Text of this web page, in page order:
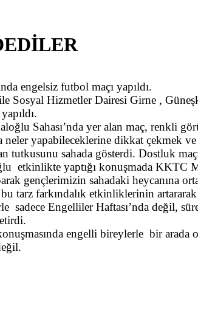
engelsiz futbol maçı yapıldı.
Sosyal Hizmetler Dairesi Girne ,
Sahası’nda yer alan maç, renkli
yapabileceklerine dikkat çekmek
sahada gösterdi. Dostluk
etkinlikte yaptığı konuşmada KKTC
gençlerimizin sahadaki heycanına
tarz farkındalık etkinliklerinin
Engelliler Haftası’nda değil,
engelli bireylerle bir